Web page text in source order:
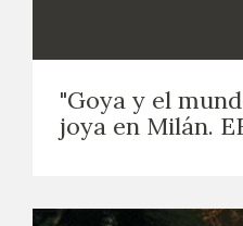
"Goya y el
joya en Milán.